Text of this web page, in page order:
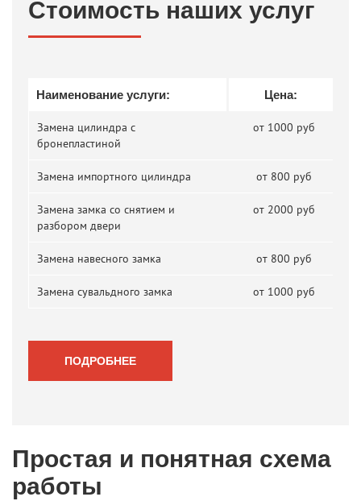
Простая и понятная схема
работы
Стоимость наших услуг
Наименование услуги: Цена:
Замена цилиндра с
бронепластиной
от 1000 руб
Замена импортного цилиндра от 800 руб
Замена замка со снятием и
разбором двери
от 2000 руб
Замена навесного замка от 800 руб
Замена сувальдного замка от 1000 руб
ПОДРОБНЕЕ